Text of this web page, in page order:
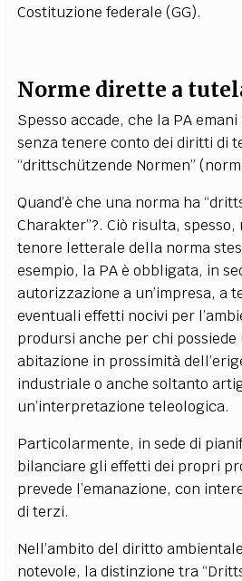
Costituzione federale (GG).
Norme dirette a
Spesso accade, che la PA
senza tenere conto dei diritti di
“drittschützende Normen”
Quand’è che una norma ha
Charakter”?. Ciò risulta, spesso,
tenore letterale della norma
esempio, la PA è obbligata, in
autorizzazione a un’impresa, a
eventuali effetti nocivi per
prodursi anche per chi possiede
abitazione in prossimità
industriale o anche soltanto
un’interpretazione teleologica.
Particolarmente, in sede di
bilanciare gli effetti dei propri
prevede l’emanazione, con
di terzi.
Nell’ambito del diritto
notevole, la distinzione tra